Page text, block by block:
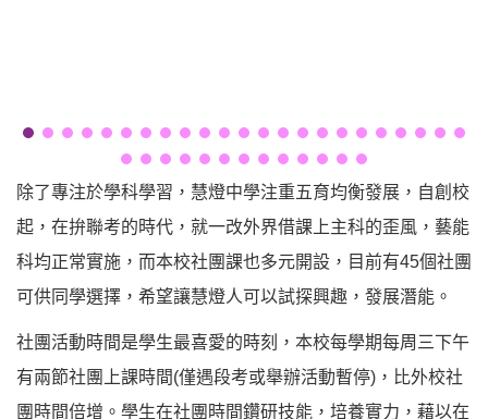
除了專注於學科學習，慧燈中學注重五育均衡發展，自創校
起，在拚聯考的時代，就一改外界借課上主科的歪風，藝能
科均正常實施，而本校社團課也多元開設，目前有45個社團
可供同學選擇，希望讓慧燈人可以試探興趣，發展潛能。
社團活動時間是學生最喜愛的時刻，本校每學期每周三下午
有兩節社團上課時間(僅遇段考或舉辦活動暫停)，比外校社
團時間倍增。學生在社團時間鑽研技能，培養實力，藉以在